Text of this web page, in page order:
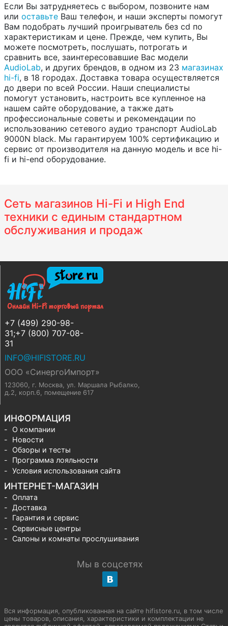
Если Вы затрудняетесь с выбором, позвоните нам
или оставьте Ваш телефон, и наши эксперты помогут
Вам подобрать лучший проигрыватель без cd по
характеристикам и цене. Прежде, чем купить, Вы
можете посмотреть, послушать, потрогать и
сравнить все, заинтересовавшие Вас модели
AudioLab, и других брендов, в одном из 23 магазинах
hi-fi, в 18 городах. Доставка товара осуществляется
до двери по всей России. Наши специалисты
помогут установить, настроить все купленное на
нашем сайте оборудование, а также дать
профессиональные советы и рекомендации по
использованию сетевого аудио транспорт AudioLab
9000N black. Мы гарантируем 100% сертификацию и
сервис от производителя на данную модель и все hi-
fi и hi-end оборудование.
Сеть магазинов Hi-Fi и High End
техники с единым стандартном
обслуживания и продаж
+7 (499) 290-98-
31;+7 (800) 707-08-
31
INFO@HIFISTORE.RU
ООО «СинергоИмпорт»
123060, г. Москва ул. Маршала Рыбалко,
д.2, корп.6, помещение 617
ИНФОРМАЦИЯ
О компании
Новости
Обзоры и тесты
Программа лояльности
Условия использования сайта
ИНТЕРНЕТ-МАГАЗИН
Оплата
Доставка
Гарантия и сервис
Сервисные центры
Салоны и комнаты прослушивания
Мы в соцсетях
Вся информация, опубликованная на сайте hifistore.ru, в том числе
цены товаров, описания, характеристики и комплектации не